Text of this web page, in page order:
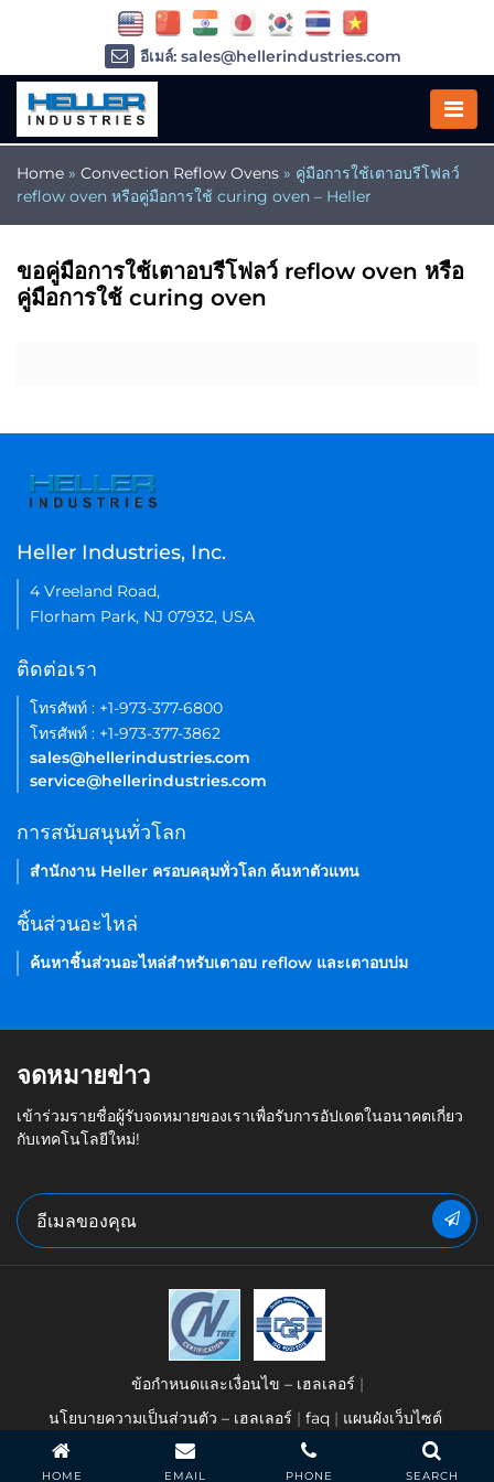
Home » Convection Reflow Ovens » คู่มือการใช้เตาอบรีโฟลว์
reflow oven หรือคู่มือการใช้ curing oven – Heller
ขอคู่มือการใช้เตาอบรีโฟลว์ reflow oven หรือ
คู่มือการใช้ curing oven
อีเมล์: sales@hellerindustries.com
อีเมล์: service@hellerindustries.com
โทรศัพท์ :
HOME EMAIL PHONE SEARCH
Heller Industries, Inc.
4 Vreeland Road,
Florham Park, NJ 07932, USA
ติดต่อเรา
โทรศัพท์ : +1-973-377-6800
โทรศัพท์ : +1-973-377-3862
sales@hellerindustries.com
service@hellerindustries.com
การสนับสนุนทั่วโลก
สำนักงาน Heller ครอบคลุมทั่วโลก ค้นหาตัวแทน
ชิ้นส่วนอะไหล่
ค้นหาชิ้นส่วนอะไหล่สำหรับเตาอบ reflow และเตาอบบ่ม
จดหมายข่าว
เข้าร่วมรายชื่อผู้รับจดหมายของเราเพื่อรับการอัปเดตในอนาคตเกี่ยว
กับเทคโนโลยีใหม่!
ข้อกำหนดและเงื่อนไข – เฮลเลอร์
นโยบายความเป็นส่วนตัว – เฮลเลอร์
faq แผนผังเว็บไซต์
ลิขสิทธิ์ 2026 Heller Industries, Inc.